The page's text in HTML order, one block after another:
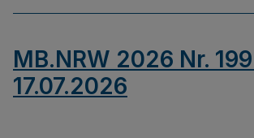
MB.NRW 2026 Nr.
17.07.2026